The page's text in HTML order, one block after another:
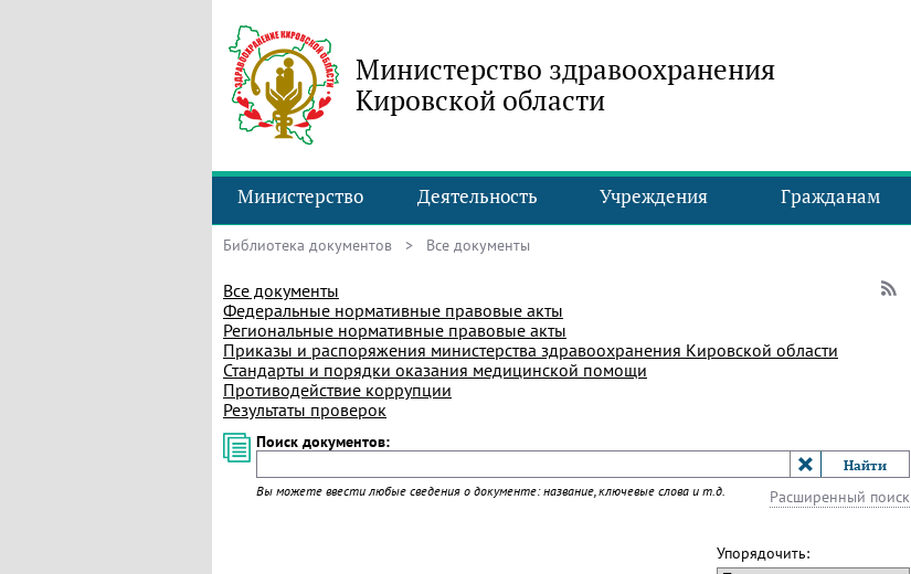
Министерство здравоохранения
Кировской области
Министерство Деятельность Учреждения Гражданам
Библиотека документов > Все документы
Все документы
Федеральные нормативные правовые акты
Региональные нормативные правовые акты
Приказы и распоряжения министерства здравоохранения Кировской области
Стандарты и порядки оказания медицинской помощи
Противодействие коррупции
Результаты проверок
Поиск документов:
Вы можете ввести любые сведения о документе: название, ключевые слова и т.д. Расширенный поиск
Упорядочить: